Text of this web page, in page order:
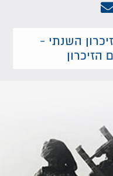
השנתי -
הזיכרון